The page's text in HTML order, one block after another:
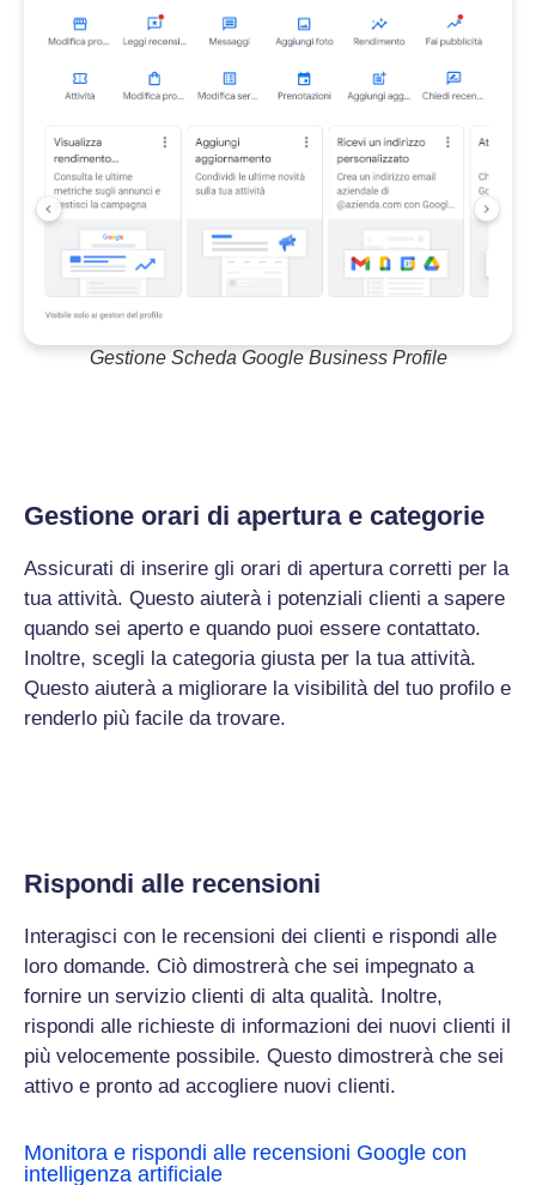
Gestione Scheda Google Business Profile
Gestione orari di apertura e categorie
Assicurati di inserire gli orari di apertura corretti per la
tua attività. Questo aiuterà i potenziali clienti a sapere
quando sei aperto e quando puoi essere contattato.
Inoltre, scegli la categoria giusta per la tua attività.
Questo aiuterà a migliorare la visibilità del tuo profilo e
renderlo più facile da trovare.
Rispondi alle recensioni
Interagisci con le recensioni dei clienti e rispondi alle
loro domande. Ciò dimostrerà che sei impegnato a
fornire un servizio clienti di alta qualità. Inoltre,
rispondi alle richieste di informazioni dei nuovi clienti il
più velocemente possibile. Questo dimostrerà che sei
attivo e pronto ad accogliere nuovi clienti.
Monitora e rispondi alle recensioni Google con
intelligenza artificiale